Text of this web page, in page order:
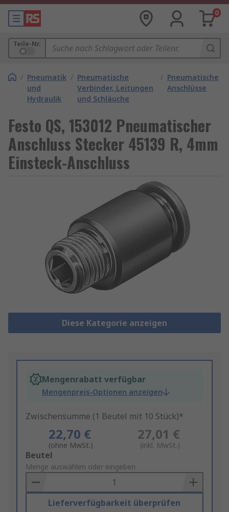
0
Teile-Nr.
/ Pneumatik
und
Hydraulik
/ Pneumatische
Verbinder, Leitungen
und Schläuche
/ Pneumatische
Anschlüsse
Festo QS, 153012 Pneumatischer
Anschluss Stecker 45139 R, 4mm
Einsteck-Anschluss
Diese Kategorie anzeigen
Mengenrabatt verfügbar
Mengenpreis-Optionen anzeigen
Zwischensumme (1 Beutel mit 10 Stück)*
22,70 €
(ohne MwSt.)
27,01 €
(inkl. MwSt.)
Add
to
Basket
Beutel
Menge auswählen oder eingeben
Lieferverfügbarkeit überprüfen